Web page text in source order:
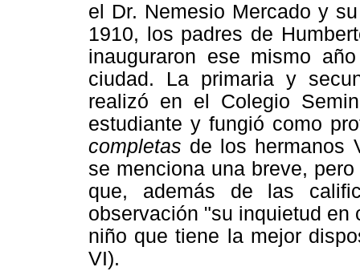
el Dr. Nemesio Mercado y
1910, los padres de
inauguraron ese mismo
ciudad. La primaria y
realizó en el Colegio
estudiante y fungió como
completas de los hermanos
se menciona una breve,
que, además de las
observación "su inquietud en
niño que tiene la mejor
VI).